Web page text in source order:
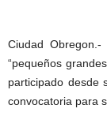
Ciudad
“pequeños
participado desde
convocatoria para